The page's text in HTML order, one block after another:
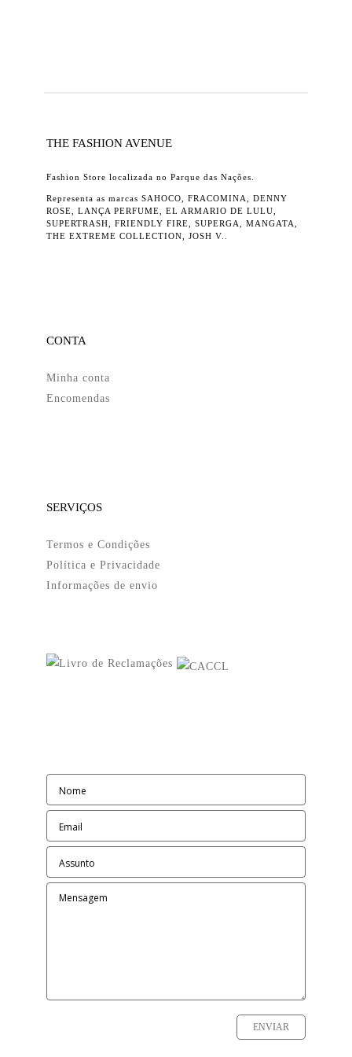
THE FASHION AVENUE
Fashion Store localizada no Parque das Nações.
Representa as marcas SAHOCO, FRACOMINA, DENNY
ROSE, LANÇA PERFUME, EL ARMARIO DE LULU,
SUPERTRASH, FRIENDLY FIRE, SUPERGA, MANGATA,
THE EXTREME COLLECTION, JOSH V..
CONTA
Minha conta
Encomendas
SERVIÇOS
Termos e Condições
Política e Privacidade
Informações de envio